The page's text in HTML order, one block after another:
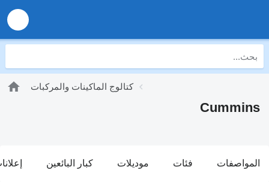
كتالوج الماكينات والمركبات
Cummins
المواصفات فئات موديلات كبار البائعين